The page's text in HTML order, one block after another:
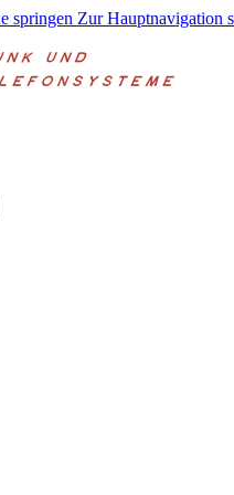
springen Zur Hauptnavigation